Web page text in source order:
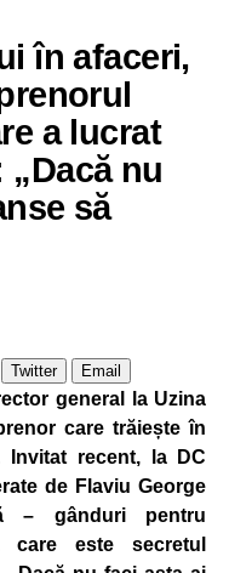
în afaceri,
a lucrat
nu
să
Twitter Email
general la Uzina
care trăiește în
Invitat recent, la DC
de Flaviu George
– gânduri pentru
care este secretul